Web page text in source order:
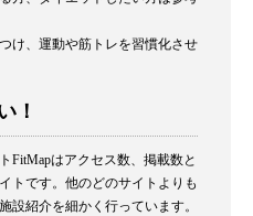
け、運動や筋トレを習慣化させ
！
FitMapはアクセス数、掲載数と
トです。他のどのサイトよりも
設紹介を細かく行っています。